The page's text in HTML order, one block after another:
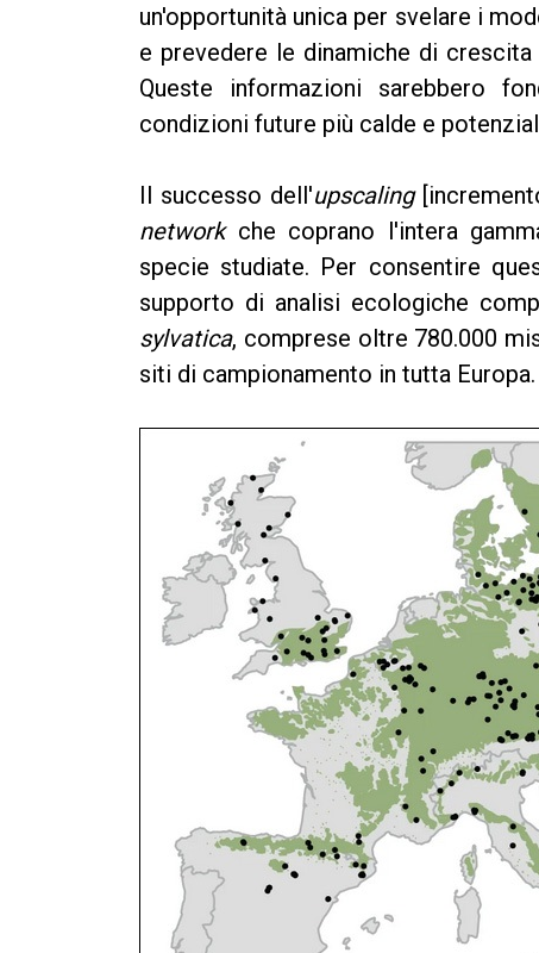
un'opportunità unica per svelare i
e prevedere le dinamiche di
Queste informazioni sarebbero
condizioni future più calde e
Il successo dell'upscaling
networkche coprano l'intera
specie studiate. Per consentire
supporto di analisi ecologiche
sylvatica, comprese oltre 780.000
siti di campionamento in tutta Europa.